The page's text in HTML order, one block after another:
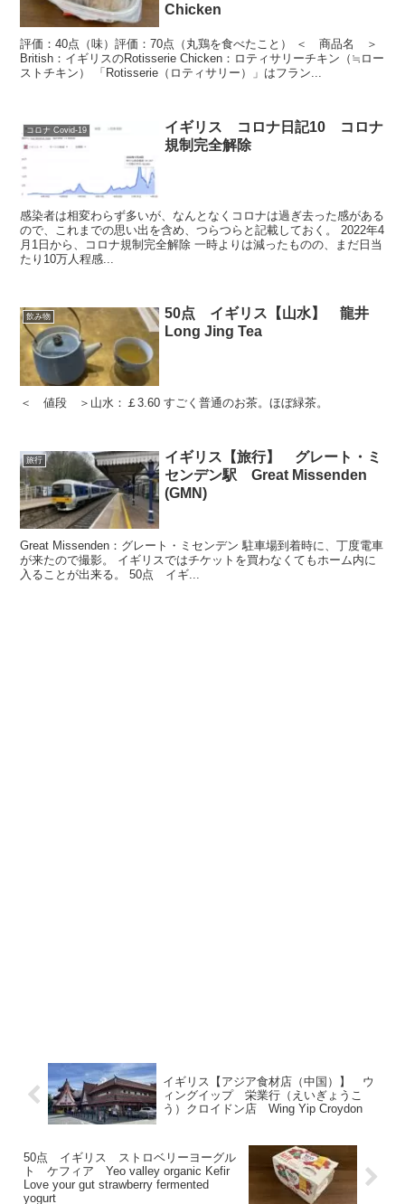
Chicken
評価：40点（味）評価：70点（丸鶏を食べたこと） ＜ 商品名 ＞
British：イギリスのRotisserie Chicken：ロティサリーチキン（≒ロー
ストチキン） 「Rotisserie（ロティサリー）」はフラン...
コロナ Covid-19
イギリス コロナ日記10 コロナ
規制完全解除
感染者は相変わらず多いが、なんとなくコロナは過ぎ去った感がある
ので、これまでの思い出を含め、つらつらと記載しておく。 2022年4
月1日から、コロナ規制完全解除 一時よりは減ったものの、まだ日当
たり10万人程感...
飲み物
50点 イギリス【山水】 龍井
Long Jing Tea
＜ 値段 ＞山水：￡3.60 すごく普通のお茶。ほぼ緑茶。
旅行
イギリス【旅行】 グレート・ミ
センデン駅 Great Missenden
(GMN)
Great Missenden：グレート・ミセンデン 駐車場到着時に、丁度電車
が来たので撮影。 イギリスではチケットを買わなくてもホーム内に
入ることが出来る。 50点 イギ...
イギリス【アジア食材店（中国）】 ウ
ィングイップ 栄業行（えいぎょうこ
う）クロイドン店 Wing Yip Croydon
50点 イギリス ストロベリーヨーグル
ト ケフィア Yeo valley organic Kefir
Love your gut strawberry fermented
yogurt